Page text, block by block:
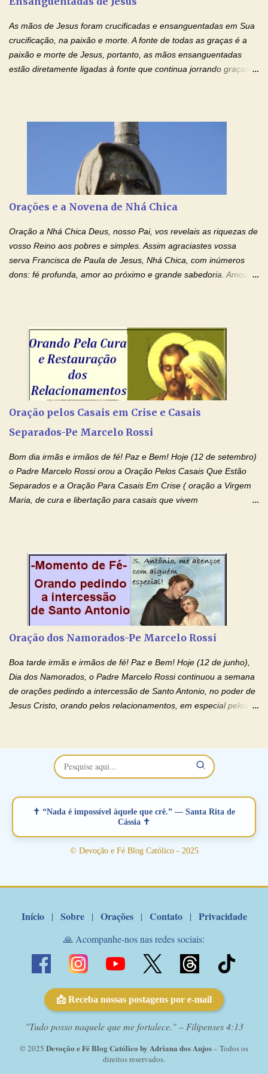
As mãos de Jesus foram crucificadas e ensanguentadas em Sua
crucificação, na paixão e morte. A fonte de todas as graças é a
paixão e morte de Jesus, portanto, as mãos ensanguentadas
estão diretamente ligadas à fonte que continua jorrando graças
ensanguentadas, chagadas e abertas, sobre mim, neste
momento. Sinto-me completamente sem forças para prosseguir,
carregando as minhas cruzes. Preciso que a força e o poder de
Tuas Mãos, que suportaram a mais profunda dor ao serem
pregadas na Cruz, reergam-me e curem-me agora. Jesus, não
peço somente por mim, mas também por todos aqueles que mais
amo. Nós precisamos desesperadamente de cura física e
espiritual, através do toque consolador de tuas Mãos
ensanguentadas e infinitamente poderosas. Eu reconheço,
apesar de toda a minha limitação e da infinidade dos meus ...
Orações e a Novena de Nhá Chica
Oração a Nhá Chica Deus, nosso Pai, vos revelais as riquezas de
vosso Reino aos pobres e simples. Assim agraciastes vossa
serva Francisca de Paula de Jesus, Nhá Chica, com inúmeros
dons: fé profunda, amor ao próximo e grande sabedoria. Amou a
Senhor Jesus Cristo, vosso Filho, na unidade do Espírito Santo.
Amém. Novena a Nhá Chica (Oração para obter os favores
celestiais através da intercessão da Serva de Deus Nhá Chica)
(Rezar durante nove dias seguidos ou intercalados) Nhá Chica,
recorro a vós como intercessora entre a Bondade Divina e as
necessidades humanas. Peço-vos, como favor espiritual, que
entregueis nas mãos do Santíssimo o meu pedido urgente (Fazer
o pedido). Acolhei, Nhá Chica, no vosso coração bondoso as
Oração pelos Casais em Crise e Casais
Separados-Pe Marcelo Rossi
Bom dia irmãs e irmãos de fé! Paz e Bem! Hoje (12 de setembro)
o Padre Marcelo Rossi orou a Oração Pelos Casais Que Estão
Separados e a Oração Para Casais Em Crise ( oração a Virgem
Maria, de cura e libertação para casais que vivem
no programa de rádio Momento de Fé, pela cura dos
relacionamentos. Seu relacionamento está doente? Você está
sofrendo? Então ouça o Momento de Fé e entre nesta corrente
de orações abençoadas, d eixe o Amor Ágape de Jesus curar e
restaurar você e seu relacionamento. Adriana-Devoção e Fé
Oração Pelos Casais Que Estão Separados Casais que estão
separados, devido ao envolvimento de outras pessoas no
relacionamento e que minaram, espiritualmente, a relação do
casal. Vamos orar (coloque o seu esposo ou esposa diante de
Deus). "Senhor Jesus, restaura os laços ...
Oração dos Namorados-Pe Marcelo Rossi
Boa tarde irmãs e irmãos de fé! Paz e Bem! Hoje (12 de junho),
Dia dos Namorados, o Padre Marcelo Rossi continuou a semana
de orações pedindo a intercessão de Santo Antonio, no poder de
Jesus Cristo, orando pelos relacionamentos, em especial pelos
maravilhosos cartões que coloquei aqui para vocês. Não perca
esta abençoada semana no Momento de Fé do Padre Marcelo,
vamos juntos formar esta forte corrente de orações. Você que
verdadeiro, ou que está com problemas no relacionamento
amoroso, creia na poderosa intercessão deste santo amigo:
Santo Antonio! Tenha fé, não desista, pois ele intercede por nós
junto a Jesus! Fique no Amor Ágape de Jesus e no Amor Materno
✝ “Nada é impossível àquele que crê.” — Santa Rita de
Cássia ✝
© Devoção e Fé Blog Católico - 2025
Início | Sobre | Orações | Contato | Privacidade
🙏 Acompanhe-nos nas redes sociais:
📩 Receba nossas postagens por e-mail
"Tudo posso naquele que me fortalece." – Filipenses 4:13
© 2025 Devoção e Fé Blog Católico by Adriana dos Anjos– Todos os
direitos reservados.